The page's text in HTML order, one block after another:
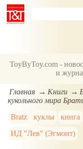
ToyByToy.com -
и
Главная Книги
кукольного мира
Bratz
куклы книга
ИД "Лев" (Эгмонт)